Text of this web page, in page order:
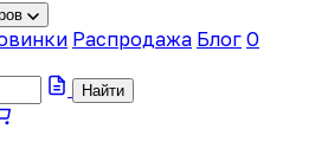
Распродажа Блог О
Найти